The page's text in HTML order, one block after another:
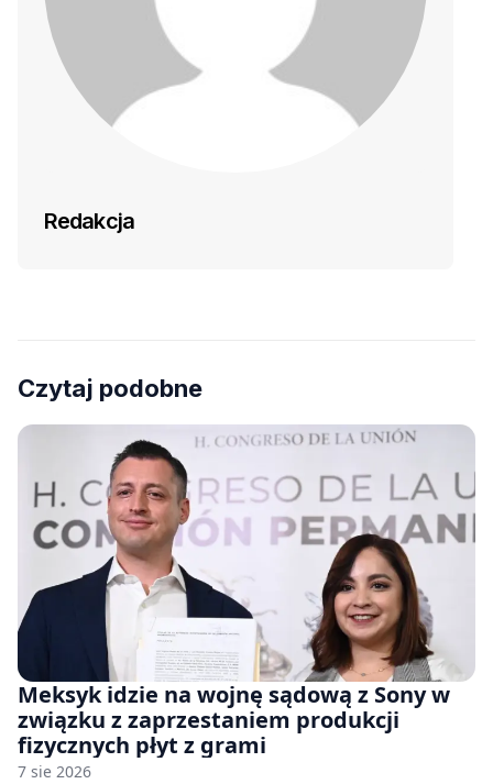
Redakcja
Czytaj podobne
Meksyk idzie na wojnę sądową z Sony w
związku z zaprzestaniem produkcji
fizycznych płyt z grami
7 sie 2026